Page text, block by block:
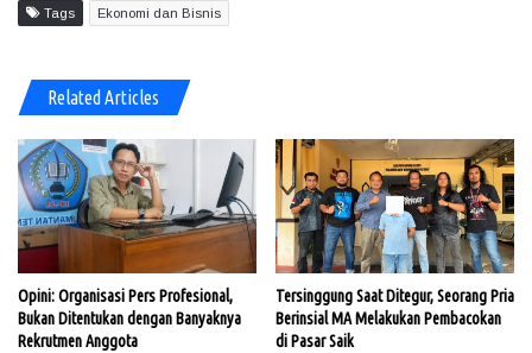
Tags Ekonomi dan Bisnis
Related Articles
Opini: Organisasi Pers Profesional,
Bukan Ditentukan dengan Banyaknya
Rekrutmen Anggota
Tersinggung Saat Ditegur, Seorang Pria
Berinsial MA Melakukan Pembacokan
di Pasar Saik